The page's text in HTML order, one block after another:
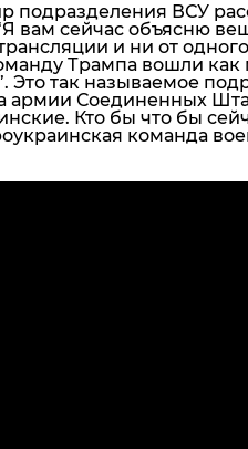
подразделения ВСУ
вам сейчас объясню
и ни от
Трампа вошли как
Это так называемое
армии Соединенных
Кто бы что бы
команда